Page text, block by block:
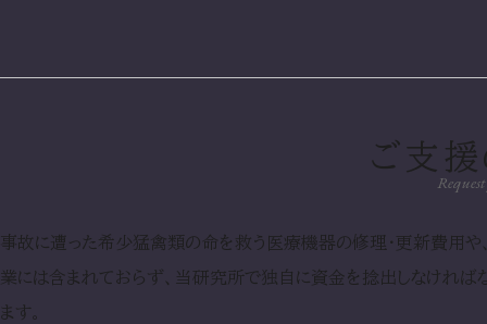
ご支
事故に遭った希少猛禽類の命を救う医療機器の修理・更新費用
業には含まれておらず、当研究所で独自に資金を捻出しなければ
ます。